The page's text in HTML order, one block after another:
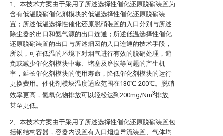
1、本技术方案由于采用了所述选择性催化还原脱硝装置为
含有低温脱硝催化剂模块的低温选择性催化还原脱硝装
置；所述低温选择性催化还原脱硝装置的入口分别与所述
除尘器的出口和氨气源的出口连通；所述低温选择性催化
还原脱硝装置的出口与所述烟囱的入口连通的技术手段，
所以，可在低温的环境下对烟气进行有效的脱硝处理，避
免或减少催化剂模块中毒、堵塞及磨损等问题的产生机
率，延长催化剂模块的使用寿命，降低催化剂模块的运行
更换费用。催化剂模块温度适应范围在130℃-200℃。脱硝
效率更高，氮氧化物排放可以轻松达到200mg/Nm3排放,
甚至更低。
2、本技术方案由于采用了所述选择性催化还原脱硝装置包
括钢结构容器，容器内设置有入口烟道导流装置、气体均